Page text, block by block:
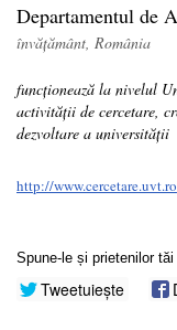
Departamentul de
învățământ, România
funcționează la nivelul
activității de cercetare,
dezvoltare a universității
http://www.cercetare.uvt.ro
Spune-le și prietenilor
Tweetuiește